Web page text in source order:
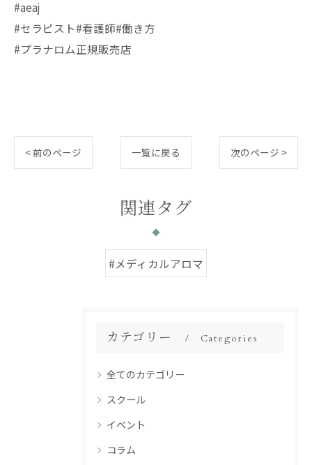
#aeaj
#セラピスト#看護師#働き方
#プラナロム正規販売店
< 前のページ 一覧に戻る 次のページ >
関連タグ
#メディカルアロマ
カテゴリー Categories
全てのカテゴリー
スクール
イベント
コラム